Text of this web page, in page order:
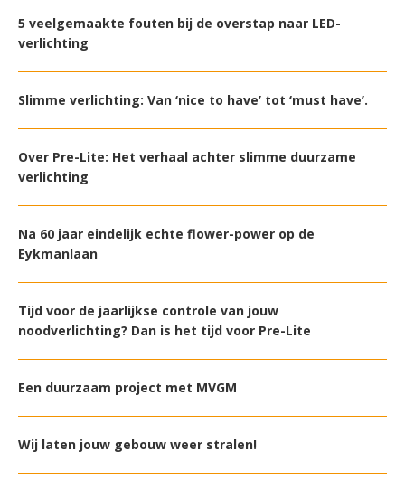
5 veelgemaakte fouten bij de overstap naar LED-
verlichting
Slimme verlichting: Van ‘nice to have’ tot ‘must have’.
Over Pre-Lite: Het verhaal achter slimme duurzame
verlichting
Na 60 jaar eindelijk echte flower-power op de
Eykmanlaan
Tijd voor de jaarlijkse controle van jouw
noodverlichting? Dan is het tijd voor Pre-Lite
Een duurzaam project met MVGM
Wij laten jouw gebouw weer stralen!